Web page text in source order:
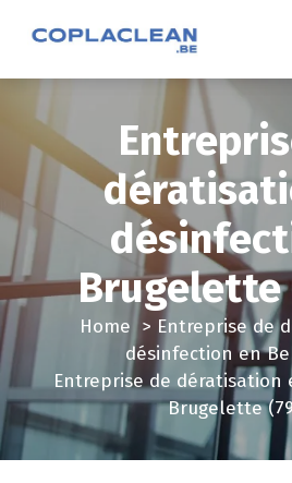
e
n
t
Brugelette
Home > Entreprise de
désinfection en
Entreprise de dératisation
Brugelette